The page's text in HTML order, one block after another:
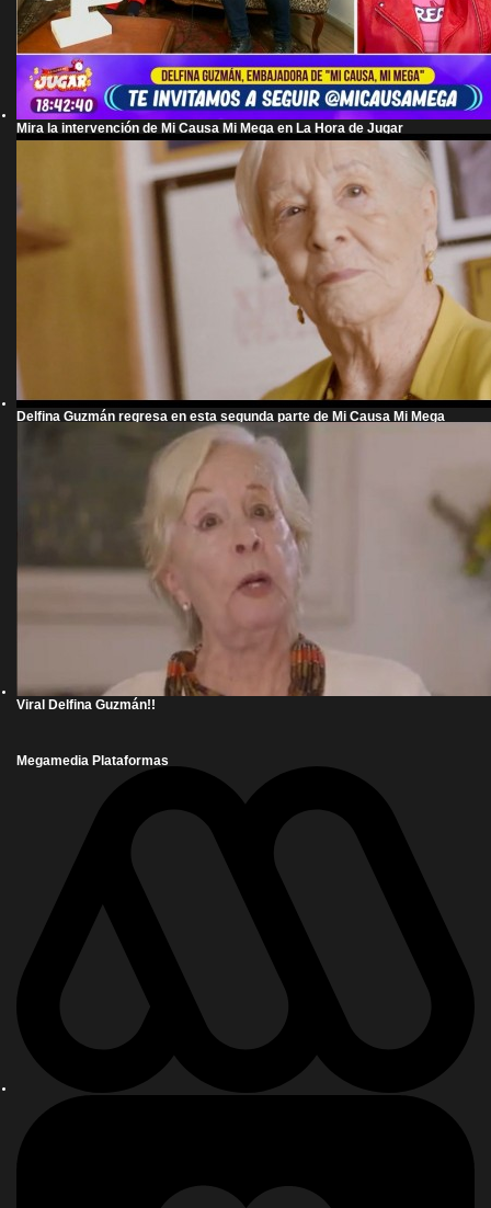
Mira la intervención de Mi Causa Mi Mega en La Hora de Jugar
Delfina Guzmán regresa en esta segunda parte de Mi Causa Mi Mega
Viral Delfina Guzmán!!
Megamedia Plataformas